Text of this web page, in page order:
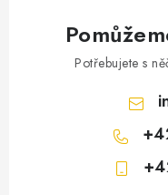
Potřebujete s